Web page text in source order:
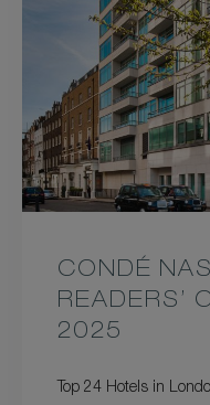
CONDÉ
READERS’
2025
Top 24 Hotels in